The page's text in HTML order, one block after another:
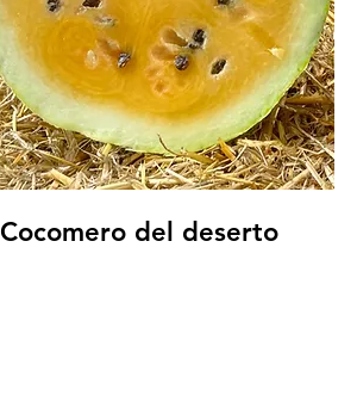
Cocomero del deserto